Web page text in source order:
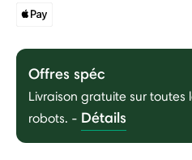
Offres spéc
Livraison gratuite sur
robots. - Détails